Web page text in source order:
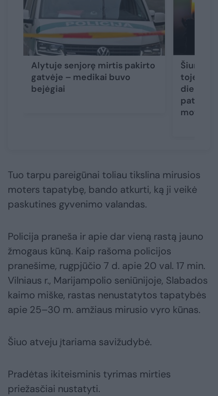
Alytuje senjorę mirtis pakirto
gatvėje – medikai buvo
bejėgiai
Šiurpūs
toje
dieną
paties
moterys
Tuo tarpu pareigūnai toliau tikslina mirusios
moters tapatybę, bando atkurti, ką ji veikė
paskutines gyvenimo valandas.
Policija praneša ir apie dar vieną rastą jauno
žmogaus kūną. Kaip rašoma policijos
pranešime, rugpjūčio 7 d. apie 20 val. 17 min.
Vilniaus r., Marijampolio seniūnijoje, Slabados
kaimo miške, rastas nenustatytos tapatybės
apie 25–30 m. amžiaus mirusio vyro kūnas.
Šiuo atveju įtariama savižudybė.
Pradėtas ikiteisminis tyrimas mirties
priežasčiai nustatyti.